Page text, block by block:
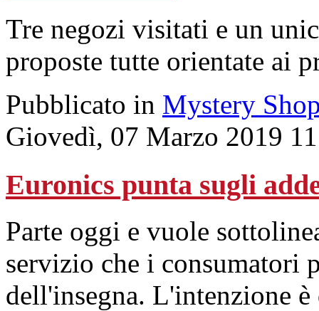
Tre negozi visitati e un
proposte tutte orientate ai
Pubblicato in Mystery
Giovedì, 07 Marzo 2019
Euronics punta sugli
Parte oggi e vuole
servizio che i consumatori
dell'insegna. L'intenzione è